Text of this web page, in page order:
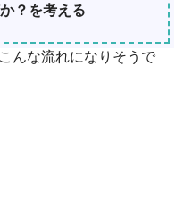
？を考える
んな流れになりそうで